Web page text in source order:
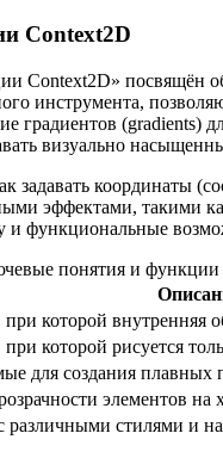
Context2D
Context2D» посвящён
инструмента,
градиентов (gradients)
визуально
задавать координаты
эффектами,
и функциональные
понятия и функции
которой внутренняя
которой рисуется
для создания плавных
элементов
различными стилями и